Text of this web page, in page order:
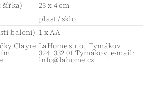
šířka)
23 x 4 cm
plast / sklo
balení) 1 x AA
Clayre LaHome s.r.o., Tymákov
324, 332 01 Tymákov, e-mail:
info@lahome.cz